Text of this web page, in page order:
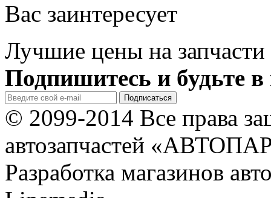
Вас заинтересует
Лучшие цены на запчасти
Подпишитесь и будьте в
© 2099-2014 Все права
автозапчастей
Разработка магазинов